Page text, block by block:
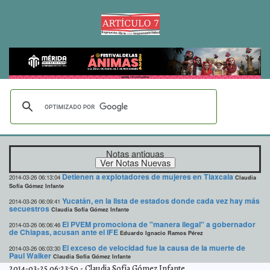
Notas antiguas
2014-03-26 06:13:04 Detienen a explotadores de mujeres en Tlaxcala Claudia
Sofía Gómez Infante
2014-03-26 06:09:41 Yucatán, en la lista de estados donde cada vez hay más
secuestros Claudia Sofía Gómez Infante
2014-03-26 06:06:46 El PVEM promociona de "manera ilegal" a gobernador
de Chiapas, acusan ante el IFE Eduardo Ignacio Ramos Pérez
2014-03-26 06:03:30 El exceso de velocidad fue la causa de la muerte de
Paul Walker Claudia Sofía Gómez Infante